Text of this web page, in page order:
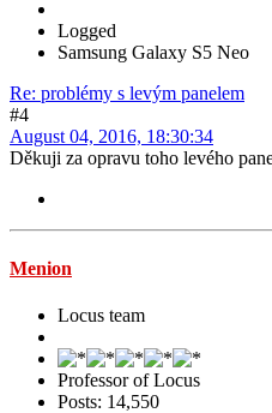
Logged
Samsung Galaxy S5 Neo
Re: problémy s levým panelem
#4
August 04, 2016, 18:30:34
Děkuji za opravu toho levého
Menion
Locus team
Professor of Locus
Posts: 14,550